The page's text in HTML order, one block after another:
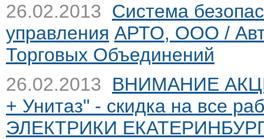
26.02.2013 Система
управления АРТО, ООО /
Торговых Объединений
26.02.2013 ВНИМАНИЕ
+ Унитаз" - скидка на все
ЭЛЕКТРИКИ